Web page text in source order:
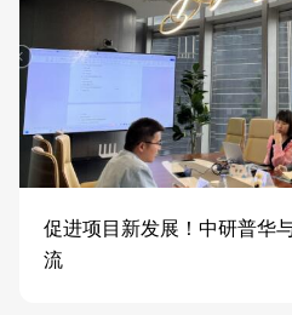
促进项目新发展！中研普华
流